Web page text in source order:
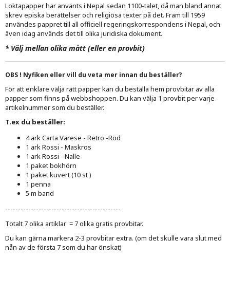
Loktapapper har använts i Nepal sedan 1100-talet, då man bland annat
skrev episka berättelser och religiösa texter på det. Fram till 1959
användes pappret till all officiell regeringskorrespondens i Nepal, och
även idag används det till olika juridiska dokument.
* Välj mellan olika mått (eller en provbit)
OBS ! Nyfiken eller vill du veta mer innan du beställer?
För att enklare välja rätt papper kan du beställa hem provbitar av alla
papper som finns på webbshoppen. Du kan välja 1 provbit per varje
artikelnummer som du beställer.
T.ex du beställer:
4 ark Carta Varese - Retro -Röd
1 ark Rossi - Maskros
1 ark Rossi - Nalle
1 paket bokhörn
1 paket kuvert (10 st )
1 penna
5 m band
---------------------------------------------
Totalt 7 olika artiklar = 7 olika gratis provbitar.
Du kan gärna markera 2-3 provbitar extra. (om det skulle vara slut med
nån av de första 7 som du har önskat)